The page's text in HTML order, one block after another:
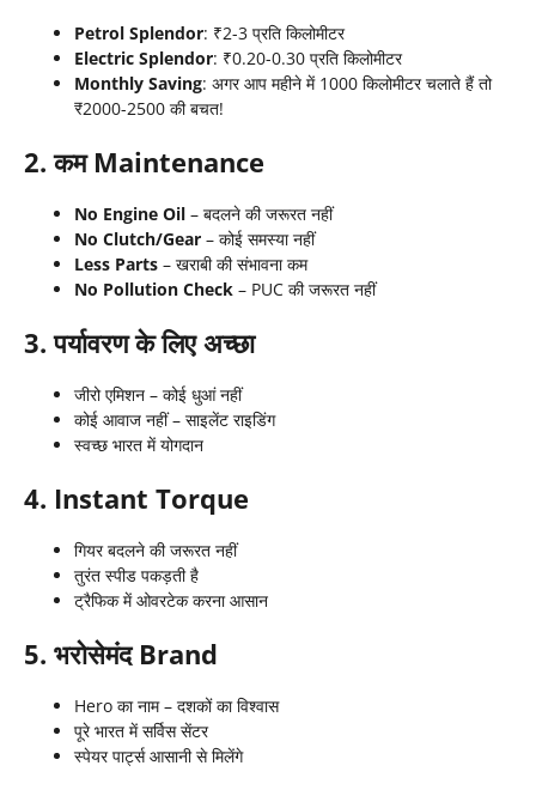
Petrol Splendor: ₹2-3 प्रति किलोमीटर
Electric Splendor: ₹0.20-0.30 प्रति किलोमीटर
Monthly Saving: अगर आप महीने में 1000 किलोमीटर चलाते हैं तो
₹2000-2500 की बचत!
2. कम Maintenance
No Engine Oil – बदलने की जरूरत नहीं
No Clutch/Gear – कोई समस्या नहीं
Less Parts – खराबी की संभावना कम
No Pollution Check – PUC की जरूरत नहीं
3. पर्यावरण के लिए अच्छा
जीरो एमिशन – कोई धुआं नहीं
कोई आवाज नहीं – साइलेंट राइडिंग
स्वच्छ भारत में योगदान
4. Instant Torque
गियर बदलने की जरूरत नहीं
तुरंत स्पीड पकड़ती है
ट्रैफिक में ओवरटेक करना आसान
5. भरोसेमंद Brand
Hero का नाम – दशकों का विश्वास
पूरे भारत में सर्विस सेंटर
स्पेयर पार्ट्स आसानी से मिलेंगे